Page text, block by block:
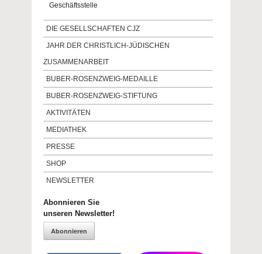
Geschäftsstelle
DIE GESELLSCHAFTEN CJZ
JAHR DER CHRISTLICH-JÜDISCHEN
ZUSAMMENARBEIT
BUBER-ROSENZWEIG-MEDAILLE
BUBER-ROSENZWEIG-STIFTUNG
AKTIVITÄTEN
MEDIATHEK
PRESSE
SHOP
NEWSLETTER
Abonnieren Sie
unseren Newsletter!
Abonnieren